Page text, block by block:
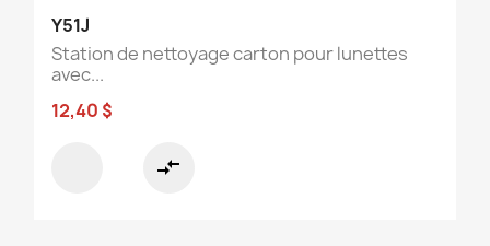
Y51J
Station de nettoyage carton pour lunettes
avec...
12,40 $
compare_arrows